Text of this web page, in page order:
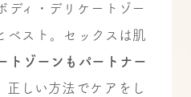
ディ・デリケートゾー
ベスト。セックスは肌
トゾーンもパートナー
正しい方法でケアをし